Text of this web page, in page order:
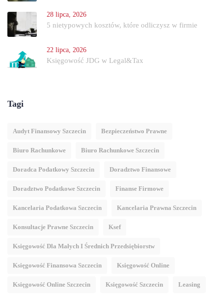
28 lipca, 2026
5 nietypowych kosztów, które odliczysz w firmie
22 lipca, 2026
Księgowość JDG w Legal&Tax
Tagi
Audyt Finansowy Szczecin Bezpieczeństwo Prawne
Biuro Rachunkowe Biuro Rachunkowe Szczecin
Doradca Podatkowy Szczecin Doradztwo Finansowe
Doradztwo Podatkowe Szczecin Finanse Firmowe
Kancelaria Podatkowa Szczecin Kancelaria Prawna Szczecin
Konsultacje Prawne Szczecin Ksef
Księgowość Dla Małych I Średnich Przedsiębiorstw
Księgowość Finansowa Szczecin Księgowość Online
Księgowość Online Szczecin Księgowość Szczecin Leasing